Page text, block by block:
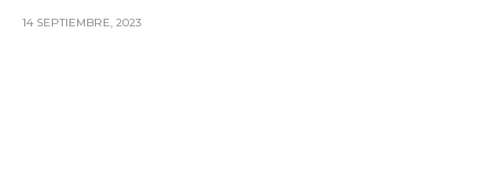
14 SEPTIEMBRE, 2023